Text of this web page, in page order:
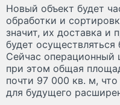
Новый объект будет
обработки и
значит, их доставка и
будет
Сейчас операционный
при этом общая
почти 97 000 кв. м,
для будущего